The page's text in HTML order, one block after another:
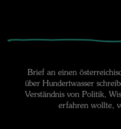
Brief an einen
über Hundertwasser
Verständnis von Politik,
erfahren wollte,